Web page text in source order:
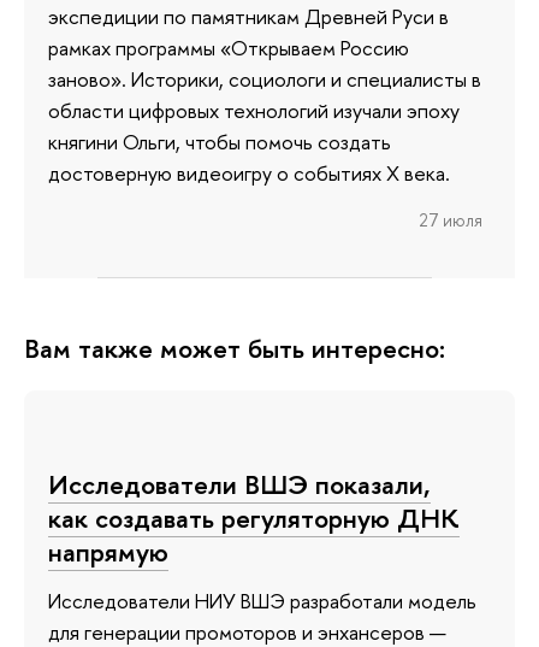
экспедиции по памятникам Древней Руси в
рамках программы «Открываем Россию
заново». Историки, социологи и специалисты в
области цифровых технологий изучали эпоху
княгини Ольги, чтобы помочь создать
достоверную видеоигру о событиях X века.
27 июля
Вам также может быть интересно:
Исследователи ВШЭ показали,
как создавать регуляторную ДНК
напрямую
Исследователи НИУ ВШЭ разработали модель
для генерации промоторов и энхансеров —